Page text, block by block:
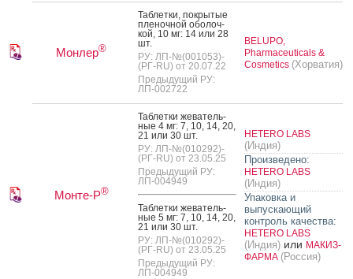
Монлер®
Таб­летки, пок­ры­тые
пле­ноч­ной обо­лоч­
кой, 10 мг: 14 или 28
шт.
РУ: ЛП-№(001053)-
(РГ-RU) от 20.07.22
Предыдущий РУ:
ЛП-002722
BELUPO,
Pharmaceuticals &
Cosmetics (Хорватия)
Монте-Р®
Таб­летки же­ватель­
ные 4 мг: 7, 10, 14, 20,
21 или 30 шт.
РУ: ЛП-№(010292)-
(РГ-RU) от 23.05.25
Предыдущий РУ:
ЛП-004949
Таб­летки же­ватель­
ные 5 мг: 7, 10, 14, 20,
21 или 30 шт.
РУ: ЛП-№(010292)-
(РГ-RU) от 23.05.25
Предыдущий РУ:
ЛП-004949
HETERO LABS
(Индия)
Произведено:
HETERO LABS
(Индия)
Упаковка и
выпускающий
контроль качества:
HETERO LABS
(Индия) или МАКИЗ-
ФАРМА (Россия)